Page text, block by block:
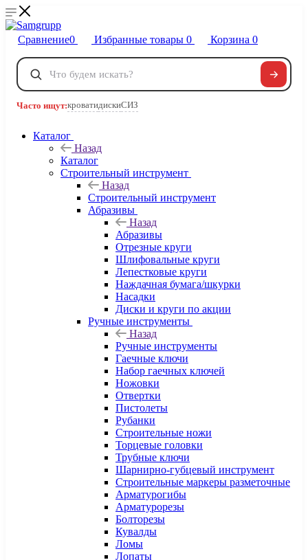
Сравнение0 Избранные товары 0 Корзина 0
Телефоны
8 800 222-40-09
Часто ищут:кроватидискиСИЗ
Каталог
Назад
Каталог
Строительный инструмент
Назад
Строительный инструмент
Абразивы
Назад
Абразивы
Отрезные круги
Шлифовальные круги
Лепестковые круги
Наждачная бумага/шкурки
Насадки
Диски и круги по акции
Ручные инструменты
Назад
Ручные инструменты
Гаечные ключи
Набор гаечных ключей
Ножовки
Отвертки
Пистолеты
Рубанки
Строительные ножи
Торцевые головки
Трубные ключи
Шарнирно-губцевый инструмент
Строительные маркеры разметочные
Арматурогибы
Арматурорезы
Болторезы
Кувалды
Ломы
Лопаты